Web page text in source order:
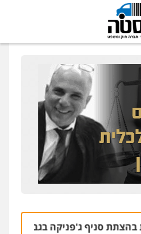
ג'פניקה בגבעתיים 06.08 | 22:58